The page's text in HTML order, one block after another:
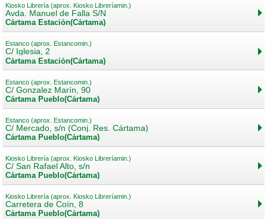
Kiosko Librería (aprox. Kiosko Libreríamin.)
Avda. Manuel de Falla S/N
Cártama Estación(Cártama)
Estanco (aprox. Estancomin.)
C/ Iglesia, 2
Cártama Estación(Cártama)
Estanco (aprox. Estancomin.)
C/ Gonzalez Marín, 90
Cártama Pueblo(Cártama)
Estanco (aprox. Estancomin.)
C/ Mercado, s/n (Conj. Res. Cártama)
Cártama Pueblo(Cártama)
Kiosko Librería (aprox. Kiosko Libreríamin.)
C/ San Rafael Alto, s/n
Cártama Pueblo(Cártama)
Kiosko Librería (aprox. Kiosko Libreríamin.)
Carretera de Coín, 8
Cártama Pueblo(Cártama)